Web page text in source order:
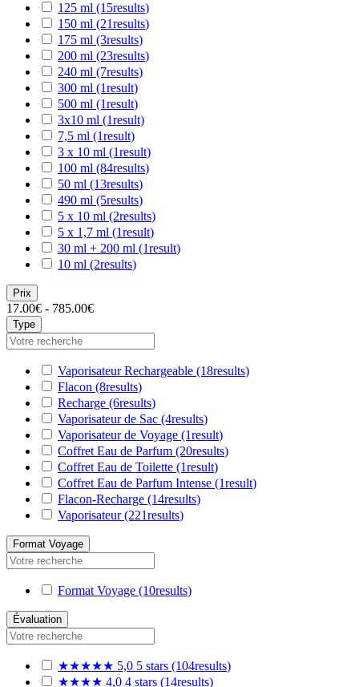
125 ml (15results)
150 ml (21results)
175 ml (3results)
200 ml (23results)
240 ml (7results)
300 ml (1result)
500 ml (1result)
3x10 ml (1result)
7,5 ml (1result)
3 x 10 ml (1result)
100 ml (84results)
50 ml (13results)
490 ml (5results)
5 x 10 ml (2results)
5 x 1,7 ml (1result)
30 ml + 200 ml (1result)
10 ml (2results)
Prix
17.00€ - 785.00€
Type
Vaporisateur Rechargeable (18results)
Flacon (8results)
Recharge (6results)
Vaporisateur de Sac (4results)
Vaporisateur de Voyage (1result)
Coffret Eau de Parfum (20results)
Coffret Eau de Toilette (1result)
Coffret Eau de Parfum Intense (1result)
Flacon-Recharge (14results)
Vaporisateur(221results)
Format Voyage
Format Voyage (10results)
Évaluation
★★★★★ 5,0 5 stars (104results)
★★★★ 4,0 4 stars (14results)